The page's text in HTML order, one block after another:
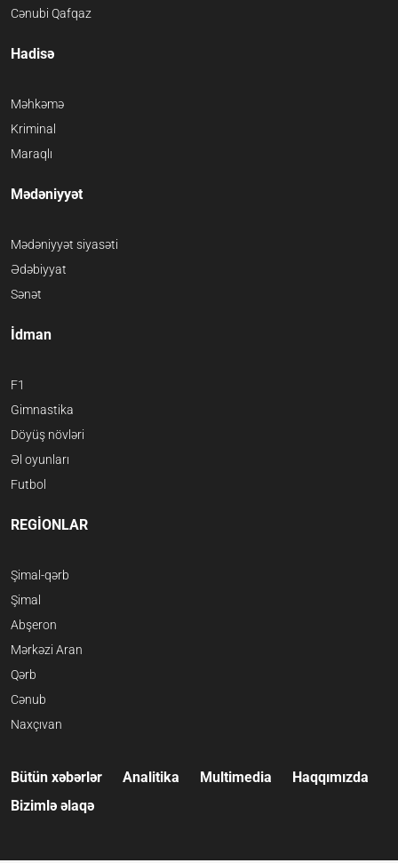
Cənubi Qafqaz
Hadisə
Məhkəmə
Kriminal
Maraqlı
Mədəniyyət
Mədəniyyət siyasəti
Ədəbiyyat
Sənət
İdman
F1
Gimnastika
Döyüş növləri
Əl oyunları
Futbol
REGİONLAR
Şimal-qərb
Şimal
Abşeron
Mərkəzi Aran
Qərb
Cənub
Naxçıvan
Bütün xəbərlər Analitika Multimedia
Haqqımızda
Bizimlə əlaqə